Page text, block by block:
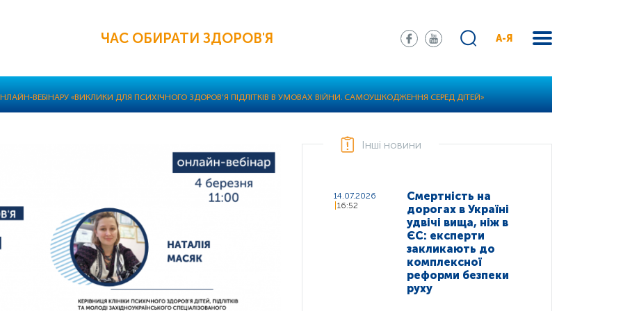
ЧАС ОБИРАТИ ЗДОРОВ'Я А-Я
ВЕБІНАРУ «ВИКЛИКИ ДЛЯ ПСИХІЧНОГО ЗДОРОВ’Я ПІДЛІТКІВ В УМОВАХ ВІЙНИ. САМОУШКОДЖЕННЯ СЕРЕД ДІТЕЙ»
Інші новини
14.07.2026
16:52
Смертність на
дорогах в Україні
удвічі вища, ніж в
ЄС: експерти
закликають до
комплексної
реформи безпеки
руху